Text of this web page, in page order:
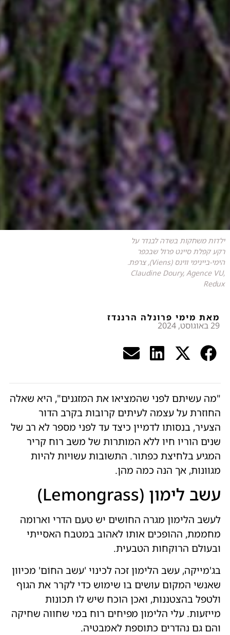
ילדות משחקות בשדה לבנדר על
רקע קפלת סיינט פרול שבכפר
הימי-ביינימי ווינס (Viens), צרפת.
Claudine Doury, Agence VU,
Redux
מאת מימי פרונלה הרננדז
29 באוגוסט, 2024
"מה עשיתם לפני שהמציאו את המזגנים", היא שאלה
החוזרת על עצמה לעיתים קרובות בקרב הדור
הצעיר, בנסותו לדמיין כיצד עד לפני מספר לא רב של
שנים הוריו חיו ללא המותרות של משב רוח קריר
המגיע בלחיצת כפתור. התשובות עשויות להיות
מגוונות, אך הנה כמה מהן.
עשב לימון (Lemongrass)
לעשב הלימון מגרה החושים יש טעם הדרי וארומה
מחממת, ההופכים אותו לאהוב במטבח האסייתי
ובעולם הרוקחות הטבעית.
בג'מייקה, עשב הלימון זכה לכינוי 'עשב החוֹם' מכיוון
שאנשי המקום עושים בו שימוש כדי לקרר את הגוף
ולטפל בהצטננות, ואכן הוכח שיש לו תכונות
מייזעות. עלי הלימון מפיחים רוח במי שחווה שחיקה
והם גם נהדרים כתוספת לאמבטיה.